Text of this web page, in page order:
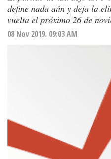
define nada aún y deja la
vuelta el próximo 26 de
08 Nov 2019. 09:03 AM